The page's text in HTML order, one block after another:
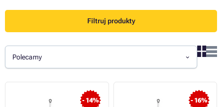
Filtruj produkty
Polecamy
- 14% - 16%